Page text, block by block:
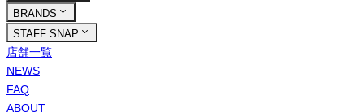
BRANDS
STAFF SNAP
店舗一覧
NEWS
FAQ
ABOUT